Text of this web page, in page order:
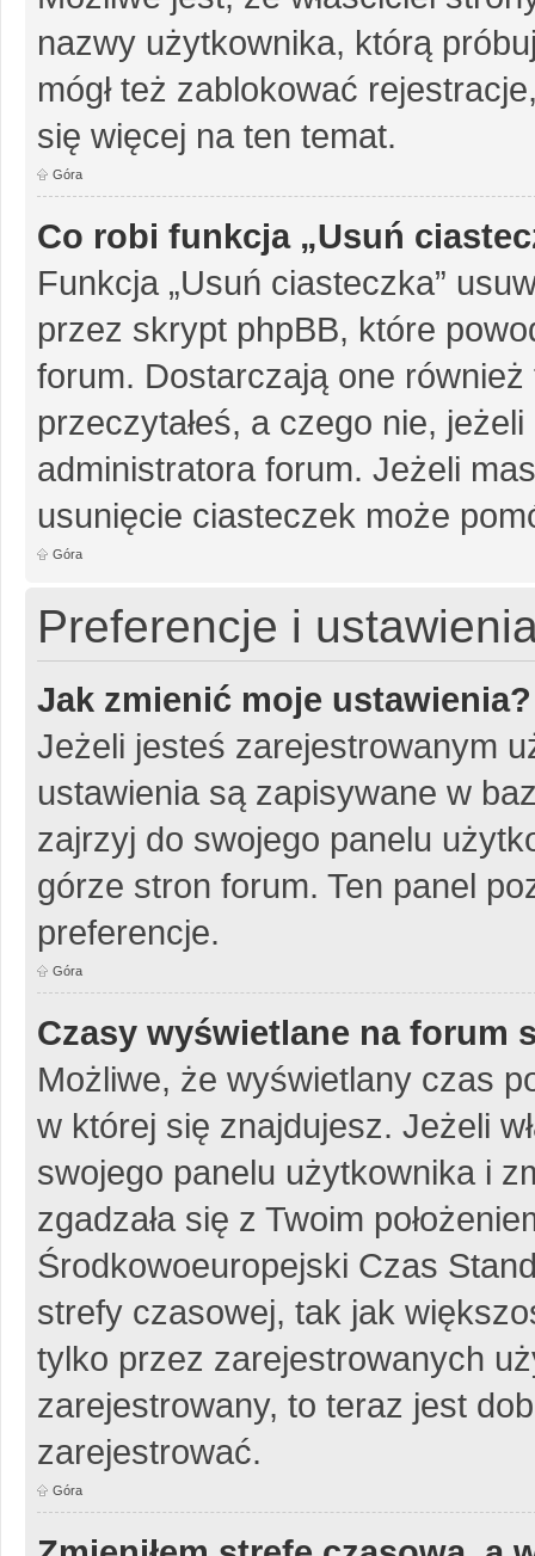
nazwy użytkownika, którą
mógł też zablokować
się więcej na ten temat.
Góra
Co robi funkcja „Usuń
Funkcja „Usuń ciasteczka”
przez skrypt phpBB, które
forum. Dostarczają one
przeczytałeś, a czego nie,
administratora forum. Jeżeli
usunięcie ciasteczek może
Góra
Preferencje i
Jak zmienić moje ustawienia?
Jeżeli jesteś zarejestrowanym
ustawienia są zapisywane w
zajrzyj do swojego panelu
górze stron forum. Ten panel
preferencje.
Góra
Czasy wyświetlane na forum
Możliwe, że wyświetlany czas
w której się znajdujesz. Jeżeli
swojego panelu użytkownika i
zgadzała się z Twoim
Środkowoeuropejski Czas
strefy czasowej, tak jak
tylko przez zarejestrowanych
zarejestrowany, to teraz jest
zarejestrować.
Góra